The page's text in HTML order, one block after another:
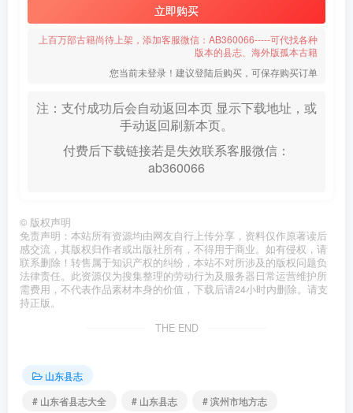
立即购买
上百万部古籍尚待上架，添加客服微信：AB360066-----可代找各种
版本的县志、海外版孤本古籍
您当前未登录！建议登陆后购买，可保存购买订单
注：支付成功后会自动返回本页 显示下载地址，或
手动返回刷新本页。
付费后下载链接若是失效联系客服微信：
ab360066
© 版权声明
免责声明：本站所有资源均由网友自行上传分享，资料仅作原著读后
感交流，其版权归作者或出版社所有，不得用于商业。如有侵权，请
联系删除！转售属于知识产权的纠纷，本站不对所涉及的版权问题负
法律责任。此资源仅为搜集整理的劳动行为及服务器日常运营维护所
需费用，不代表作品素材本身的价值，下载后请24小时内删除。请支
持正版。
THE END
山东县志
# 山东省县志大全
# 山东县志
# 滨州市地方志